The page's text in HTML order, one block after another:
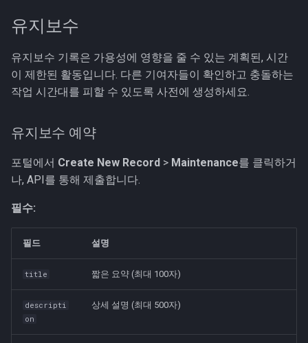
유지보수
유지보수 기록은 가용성에 영향을 줄 수 있는 계획된, 시간
이 제한된 활동입니다. 다른 기여자들이 확인하고 충돌하는
작업 시간대를 피할 수 있도록 사전에 생성하세요.
유지보수 예약
포털에서 Create New Record > Maintenance를 클릭하거
나, API를 통해 제출합니다.
필수:
필드 설명
title 짧은 요약 (최대 100자)
descripti
on
상세 설명 (최대 500자)